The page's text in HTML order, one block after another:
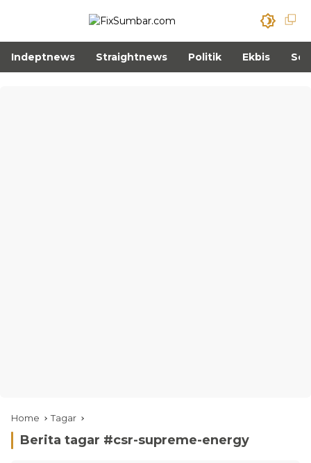
Indeptnews Straightnews Politik Ekbis
Home Tagar
Berita tagar #csr-supreme-energy